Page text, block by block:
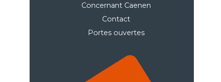
Concernant Caenen
Contact
Portes ouvertes